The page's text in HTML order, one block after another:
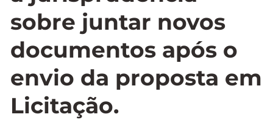
sobre juntar novos
documentos após o
envio da proposta em
Licitação.